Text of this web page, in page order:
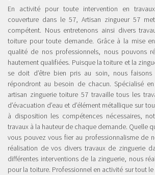
En activité pour toute intervention en
couverture dans le 57, Artisan zingueur 57
compétent. Nous entretenons ainsi divers
toiture pour toute demande. Grâce à la mise
qualité de nos professionnels, nous pouvons
hautement qualifiées. Puisque la toiture et la
se doit d’être bien pris au soin, nous
répondront au besoin de chacun. Spécialisé
artisan zinguerie toiture 57 travaille tous les
d’évacuation d’eau et d’élément métallique sur
à disposition les compétences nécessaires,
travaux à la hauteur de chaque demande. Quelle
vous pouvez vous fier au professionnalisme de
réalisation de vos divers travaux de zinguerie
différentes interventions de la zinguerie, nous
pour la toiture. Professionnel en activité sur tout